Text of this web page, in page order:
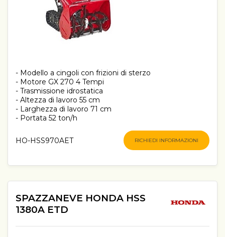
- Modello a cingoli con frizioni di sterzo
- Motore GX 270 4 Tempi
- Trasmissione idrostatica
- Altezza di lavoro 55 cm
- Larghezza di lavoro 71 cm
- Portata 52 ton/h
HO-HSS970AET RICHIEDI INFORMAZIONI
SPAZZANEVE HONDA HSS
1380A ETD